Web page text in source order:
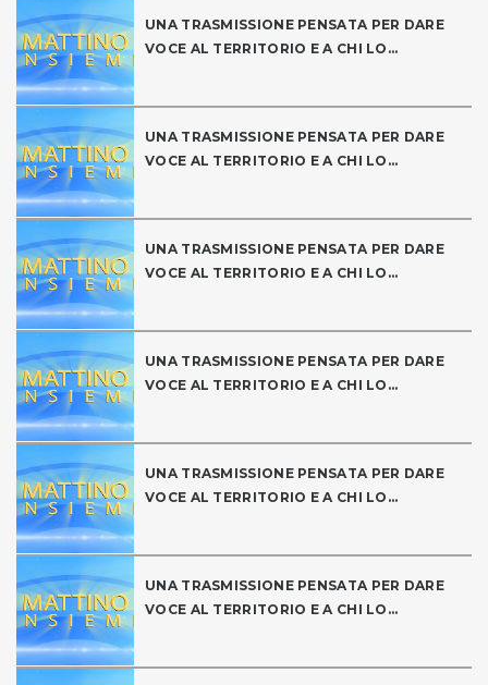
UNA TRASMISSIONE PENSATA PER DARE
VOCE AL TERRITORIO E A CHI LO...
UNA TRASMISSIONE PENSATA PER DARE
VOCE AL TERRITORIO E A CHI LO...
UNA TRASMISSIONE PENSATA PER DARE
VOCE AL TERRITORIO E A CHI LO...
UNA TRASMISSIONE PENSATA PER DARE
VOCE AL TERRITORIO E A CHI LO...
UNA TRASMISSIONE PENSATA PER DARE
VOCE AL TERRITORIO E A CHI LO...
UNA TRASMISSIONE PENSATA PER DARE
VOCE AL TERRITORIO E A CHI LO...